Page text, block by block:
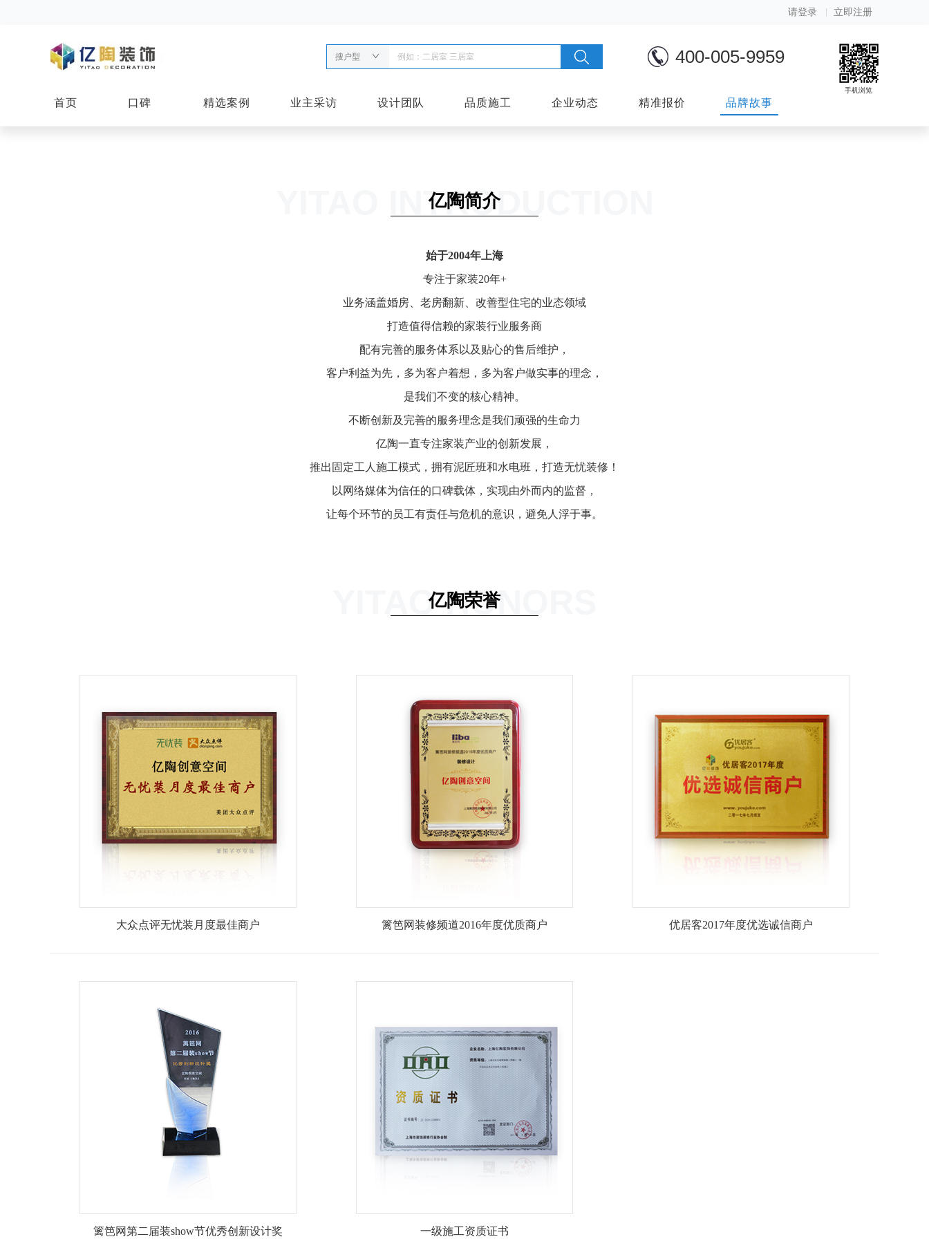
请登录 立即注册
手机浏览
搜户型 400-005-9959
首页 口碑 精选案例 业主采访 设计团队 品质施工 企业动态 精准报价 品牌故事
YITAO INTRODUCTION
亿陶简介
始于2004年上海
专注于家装20年+
业务涵盖婚房、老房翻新、改善型住宅的业态领域
打造值得信赖的家装行业服务商
配有完善的服务体系以及贴心的售后维护，
客户利益为先，多为客户着想，多为客户做实事的理念，
是我们不变的核心精神。
不断创新及完善的服务理念是我们顽强的生命力
亿陶一直专注家装产业的创新发展，
推出固定工人施工模式，拥有泥匠班和水电班，打造无忧装修！
以网络媒体为信任的口碑载体，实现由外而内的监督，
让每个环节的员工有责任与危机的意识，避免人浮于事。
YITAO HONORS
亿陶荣誉
大众点评无忧装月度最佳商户 篱笆网装修频道2016年度优质商户 优居客2017年度优选诚信商户
篱笆网第二届装show节优秀创新设计奖 一级施工资质证书